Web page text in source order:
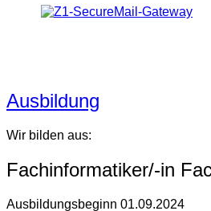
Ausbildung
Wir bilden aus:
Fachinformatiker/-in
Ausbildungsbeginn 01.09.2024